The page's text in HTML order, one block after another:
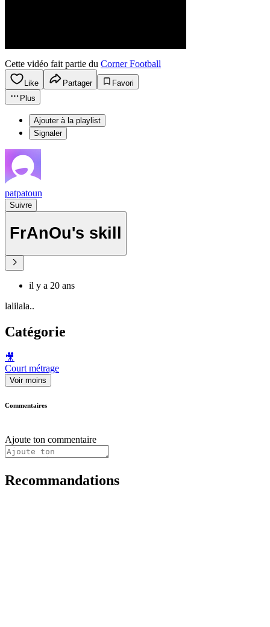
Cette vidéo fait partie du Corner Football
Like Partager
Favori
Plus
Ajouter à la playlist
Signaler
patpatoun
Suivre
FrAnOu's skill
il y a 20 ans
lalilala..
Catégorie
🎥
Court métrage
Voir moins
Commentaires
Ajoute ton commentaire
Recommandations